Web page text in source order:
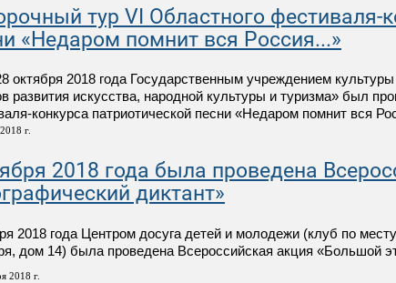
тур VI Областного фестиваля-
«Недаром помнит вся Россия...»
октября 2018 года Государственным учреждением
развития искусства, народной культуры и туризма» был
конкурса патриотической песни «Недаром помнит вся
г.
2018 года была проведена
диктант»
2018 года Центром досуга детей и молодежи (клуб по
дом 14) была проведена Всероссийская акция «Большой
2018 г.